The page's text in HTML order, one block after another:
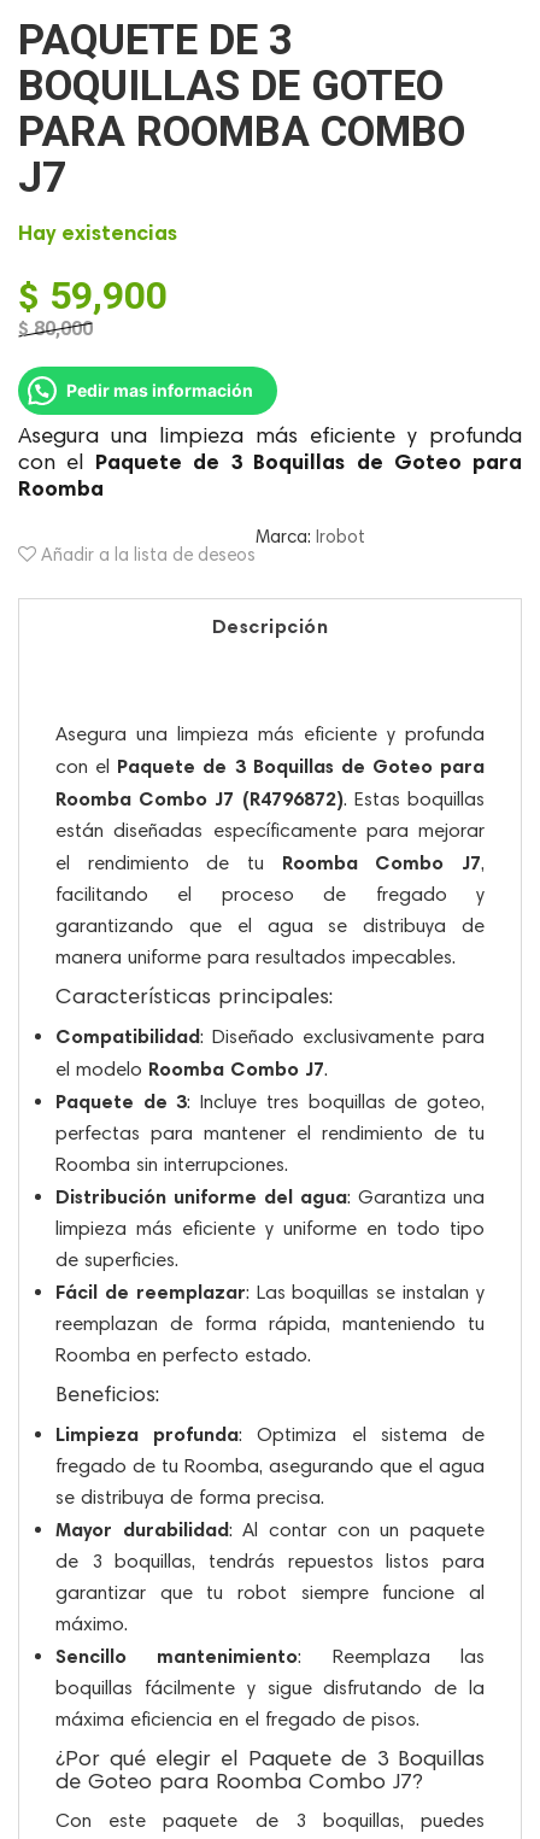
PAQUETE DE 3
BOQUILLAS DE GOTEO
PARA ROOMBA COMBO
J7
Hay existencias
$80,000
precio
original
era:
$ 80,000.
$ 59,900
precio
actual
es:
$ 59,900.
Pedir mas información
Asegura una limpieza más eficiente y profunda
con el Paquete de 3 Boquillas de Goteo para
Roomba
Añadir a la lista de deseos
Marca: Irobot
Descripción
Asegura una limpieza más eficiente y profunda
con el Paquete de 3 Boquillas de Goteo para
Roomba Combo J7 (R4796872). Estas boquillas
están diseñadas específicamente para mejorar
el rendimiento de tu Roomba Combo J7,
facilitando el proceso de fregado y
garantizando que el agua se distribuya de
manera uniforme para resultados impecables.
Características principales:
Compatibilidad: Diseñado exclusivamente para
el modelo Roomba Combo J7.
Paquete de 3: Incluye tres boquillas de goteo,
perfectas para mantener el rendimiento de tu
Roomba sin interrupciones.
Distribución uniforme del agua: Garantiza una
limpieza más eficiente y uniforme en todo tipo
de superficies.
Fácil de reemplazar: Las boquillas se instalan y
reemplazan de forma rápida, manteniendo tu
Roomba en perfecto estado.
Beneficios:
Limpieza profunda: Optimiza el sistema de
fregado de tu Roomba, asegurando que el agua
se distribuya de forma precisa.
Mayor durabilidad: Al contar con un paquete
de 3 boquillas, tendrás repuestos listos para
garantizar que tu robot siempre funcione al
máximo.
Sencillo mantenimiento: Reemplaza las
boquillas fácilmente y sigue disfrutando de la
máxima eficiencia en el fregado de pisos.
¿Por qué elegir el Paquete de 3 Boquillas
de Goteo para Roomba Combo J7?
Con este paquete de 3 boquillas, puedes